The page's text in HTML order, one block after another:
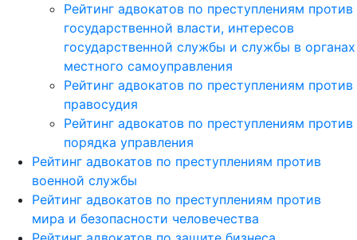
Рейтинг адвокатов по преступлениям против
государственной власти, интересов
государственной службы и службы в органах
местного самоуправления
Рейтинг адвокатов по преступлениям против
правосудия
Рейтинг адвокатов по преступлениям против
порядка управления
Рейтинг адвокатов по преступлениям против
военной службы
Рейтинг адвокатов по преступлениям против
мира и безопасности человечества